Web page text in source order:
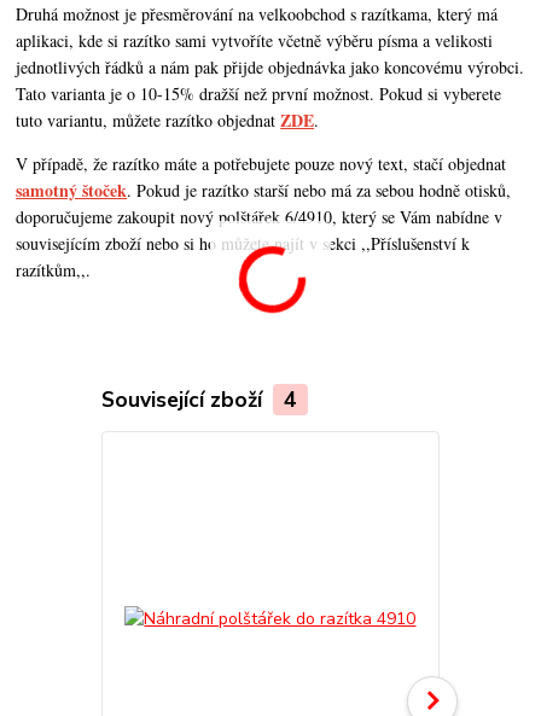
Druhá možnost je přesměrování na velkoobchod s razítkama, který má
aplikaci, kde si razítko sami vytvoříte včetně výběru písma a velikosti
jednotlivých řádků a nám pak přijde objednávka jako koncovému výrobci.
Tato varianta je o 10-15% dražší než první možnost. Pokud si vyberete
tuto variantu, můžete razítko objednatZDE.
V případě, že razítko máte a potřebujete pouze nový text, stačí objednat
samotný štoček. Pokud je razítko starší nebo má za sebou hodně otisků,
doporučujeme zakoupit nový polštářek 6/4910, který se Vám nabídne v
souvisejícím zboží nebo si ho můžete najít v sekci ,,Příslušenství k
razítkům,,.
Související zboží 4